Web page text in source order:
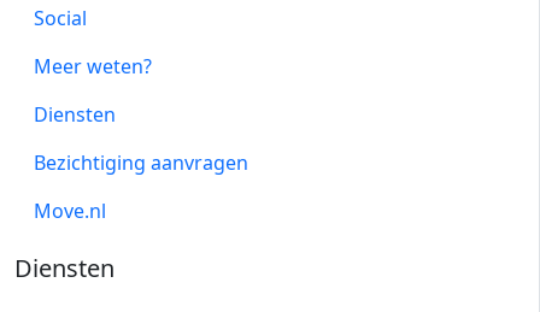
Social
Meer weten?
Diensten
Bezichtiging aanvragen
Move.nl
Diensten